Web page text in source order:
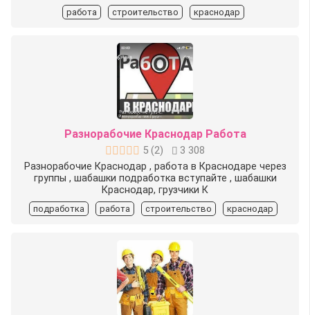
работа строительство краснодар
Разнорабочие Краснодар Работа
5 (2)
3 308
Разнорабочие Краснодар , работа в Краснодаре через
группы , шабашки подработка вступайте , шабашки
Краснодар, грузчики К
подработка работа строительство краснодар